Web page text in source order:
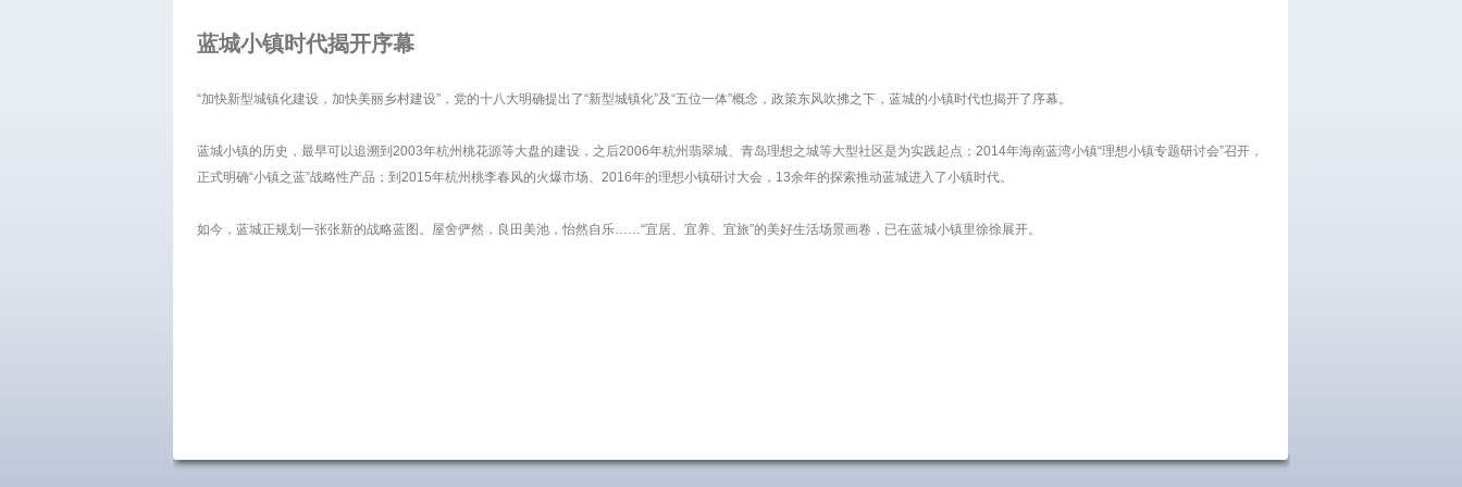
蓝城小镇时代揭开序幕
“加快新型城镇化建设，加快美丽乡村建设”，党的十八大明确提出了“新型城镇化”及“五位一体”概念，政策东风吹拂之下，蓝城的小镇时代也揭开了序幕。
蓝城小镇的历史，最早可以追溯到2003年杭州桃花源等大盘的建设，之后2006年杭州翡翠城、青岛理想之城等大型社区是为实践起点；2014年海南蓝湾小镇“理想小镇专题研讨会”召开，
正式明确“小镇之蓝”战略性产品；到2015年杭州桃李春风的火爆市场、2016年的理想小镇研讨大会，13余年的探索推动蓝城进入了小镇时代。
如今，蓝城正规划一张张新的战略蓝图。屋舍俨然，良田美池，怡然自乐……“宜居、宜养、宜旅”的美好生活场景画卷，已在蓝城小镇里徐徐展开。